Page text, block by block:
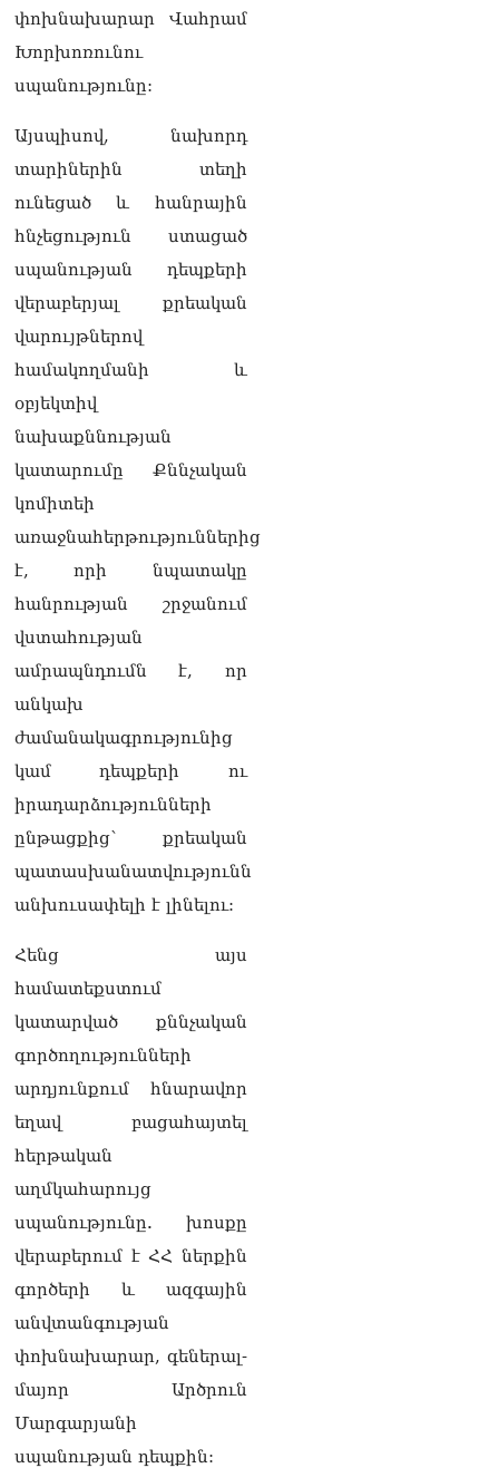
փոխնախարար Վահրամ
Խորխոռունու
սպանությունը:
Այսպիսով, նախորդ
տարիներին տեղի
ունեցած և հանրային
հնչեցություն ստացած
սպանության դեպքերի
վերաբերյալ քրեական
վարույթներով
համակողմանի և
օբյեկտիվ
նախաքննության
կատարումը Քննչական
կոմիտեի
առաջնահերթություններից
է, որի նպատակը
հանրության շրջանում
վստահության
ամրապնդումն է, որ
անկախ
ժամանակագրությունից
կամ դեպքերի ու
իրադարձությունների
ընթացքից՝ քրեական
պատասխանատվությունն
անխուսափելի է լինելու:
Հենց այս
համատեքստում
կատարված քննչական
գործողությունների
արդյունքում հնարավոր
եղավ բացահայտել
հերթական
աղմկահարույց
սպանությունը. խոսքը
վերաբերում է ՀՀ ներքին
գործերի և ազգային
անվտանգության
փոխնախարար, գեներալ-
մայոր Արծրուն
Մարգարյանի
սպանության դեպքին: